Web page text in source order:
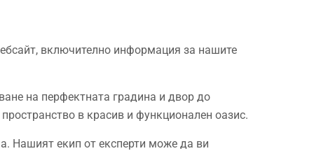
включително информация за нашите
на перфектната градина и двор до
в красив и функционален оазис.
Нашият екип от експерти може да ви